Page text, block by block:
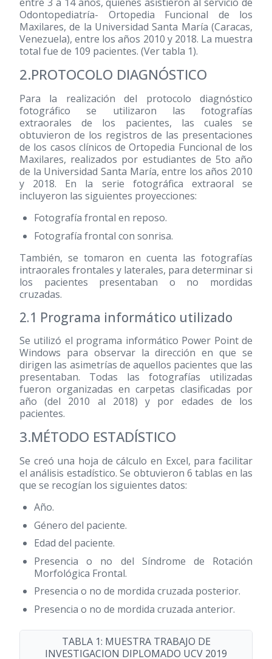
Odontopediatría- Ortopedia Funcional de los
Maxilares, de la Universidad Santa María (Caracas,
Venezuela), entre los años 2010 y 2018. La muestra
total fue de 109 pacientes. (Ver tabla 1).
2.PROTOCOLO DIAGNÓSTICO
Para la realización del protocolo diagnóstico
fotográfico se utilizaron las fotografías
extraorales de los pacientes, las cuales se
obtuvieron de los registros de las presentaciones
de los casos clínicos de Ortopedia Funcional de los
Maxilares, realizados por estudiantes de 5to año
de la Universidad Santa María, entre los años 2010
y 2018. En la serie fotográfica extraoral se
incluyeron las siguientes proyecciones:
Fotografía frontal en reposo.
Fotografía frontal con sonrisa.
También, se tomaron en cuenta las fotografías
intraorales frontales y laterales, para determinar si
los pacientes presentaban o no mordidas
cruzadas.
2.1 Programa informático utilizado
Se utilizó el programa informático Power Point de
Windows para observar la dirección en que se
dirigen las asimetrías de aquellos pacientes que las
presentaban. Todas las fotografías utilizadas
fueron organizadas en carpetas clasificadas por
año (del 2010 al 2018) y por edades de los
pacientes.
3.MÉTODO ESTADÍSTICO
Se creó una hoja de cálculo en Excel, para facilitar
el análisis estadístico. Se obtuvieron 6 tablas en las
que se recogían los siguientes datos:
Año.
Género del paciente.
Edad del paciente.
Presencia o no del Síndrome de Rotación
Morfológica Frontal.
Presencia o no de mordida cruzada posterior.
Presencia o no de mordida cruzada anterior.
TABLA 1: MUESTRA TRABAJO DE
INVESTIGACION DIPLOMADO UCV 2019